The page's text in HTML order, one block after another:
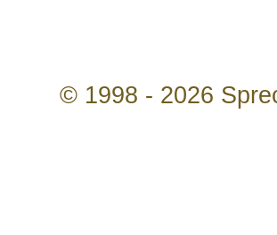
© 1998 - 2026